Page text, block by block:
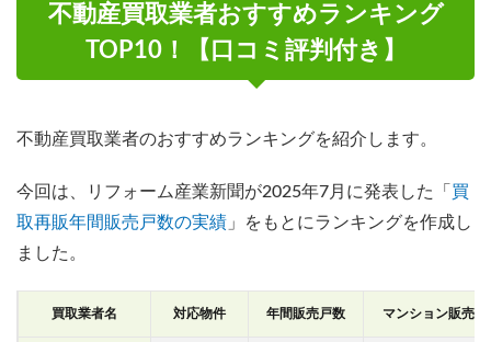
不動産買取業者おすすめランキング
TOP10！【口コミ評判付き 】
不動産買取業者のおすすめランキングを紹介します。
今回は、リフォーム産業新聞が2025年7月に発表した「 買
取再販年間販売戸数の実績 」をもとにランキングを作成し
ました。
買取業者名 対応物件 年間販売戸数 マンション販売戸